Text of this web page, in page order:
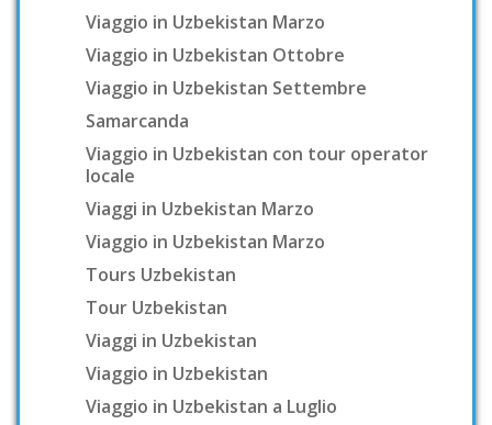
Viaggio in Uzbekistan Marzo
Viaggio in Uzbekistan Ottobre
Viaggio in Uzbekistan Settembre
Samarcanda
Viaggio in Uzbekistan con tour operator
locale
Viaggi in Uzbekistan Marzo
Viaggio in Uzbekistan Marzo
Tours Uzbekistan
Tour Uzbekistan
Viaggi in Uzbekistan
Viaggio in Uzbekistan
Viaggio in Uzbekistan a Luglio